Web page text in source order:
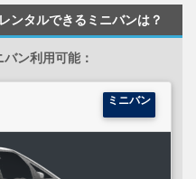
タルできるミニバンは？
ン利用可能：
ミニバン